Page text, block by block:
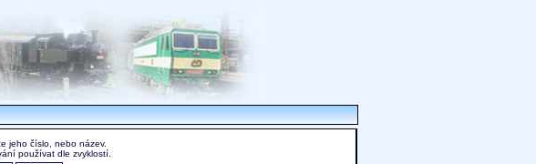
jeho číslo, nebo název.
používat dle zvyklostí.